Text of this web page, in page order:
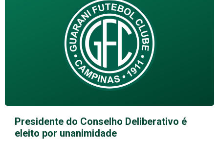
Presidente do Conselho Deliberativo é
eleito por unanimidade